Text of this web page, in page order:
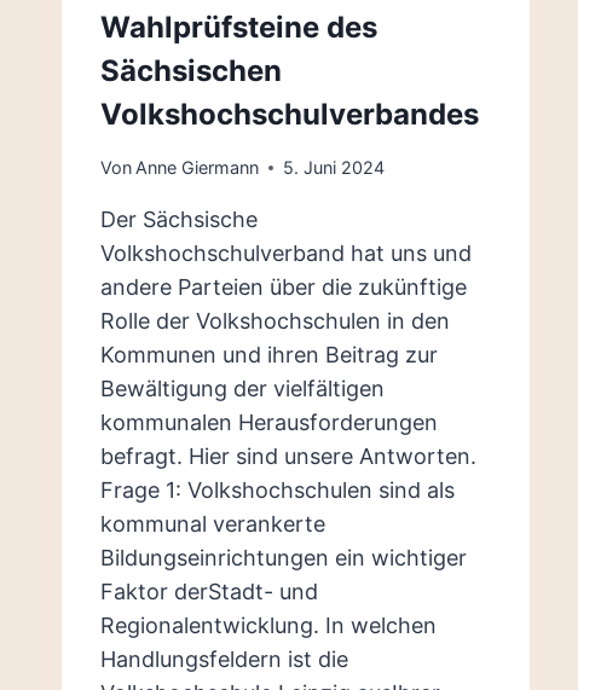
Wahlprüfsteine des
Sächsischen
Volkshochschulverbandes
Von Anne Giermann 5. Juni 2024
Der Sächsische
Volkshochschulverband hat uns und
andere Parteien über die zukünftige
Rolle der Volkshochschulen in den
Kommunen und ihren Beitrag zur
Bewältigung der vielfältigen
kommunalen Herausforderungen
befragt. Hier sind unsere Antworten.
Frage 1: Volkshochschulen sind als
kommunal verankerte
Bildungseinrichtungen ein wichtiger
Faktor derStadt- und
Regionalentwicklung. In welchen
Handlungsfeldern ist die